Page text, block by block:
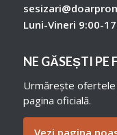
Luni-Vineri 9:00-
NE GĂSEȘTI PE
Urmărește
pagina oficială.